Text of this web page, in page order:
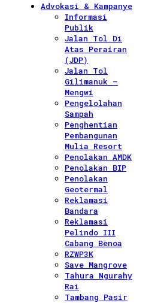
Advokasi & Kampanye
Informasi
Publik
Jalan Tol Di
Atas Perairan
(JDP)
Jalan Tol
Gilimanuk –
Mengwi
Pengelolahan
Sampah
Penghentian
Pembangunan
Mulia Resort
Penolakan AMDK
Penolakan BIP
Penolakan
Geotermal
Reklamasi
Bandara
Reklamasi
Pelindo III
Cabang Benoa
RZWP3K
Save Mangrove
Tahura Ngurahy
Rai
Tambang Pasir